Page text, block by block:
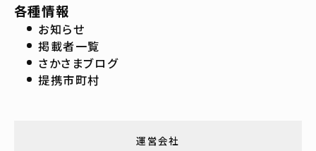
各種情報
お知らせ
掲載者一覧
さかさまブログ
提携市町村
運営会社